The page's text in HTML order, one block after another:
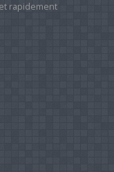
rapidement